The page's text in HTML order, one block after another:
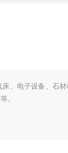
、电子设备、石
。